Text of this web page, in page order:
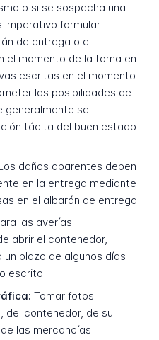
o si se sospecha una
imperativo formular
de entrega o el
el momento de la toma en
escritas en el momento
las posibilidades de
generalmente se
tácita del buen estado
daños aparentes deben
en la entrega mediante
en el albarán de entrega
las averías
abrir el contenedor,
plazo de algunos días
escrito
Tomar fotos
del contenedor, de su
las mercancías